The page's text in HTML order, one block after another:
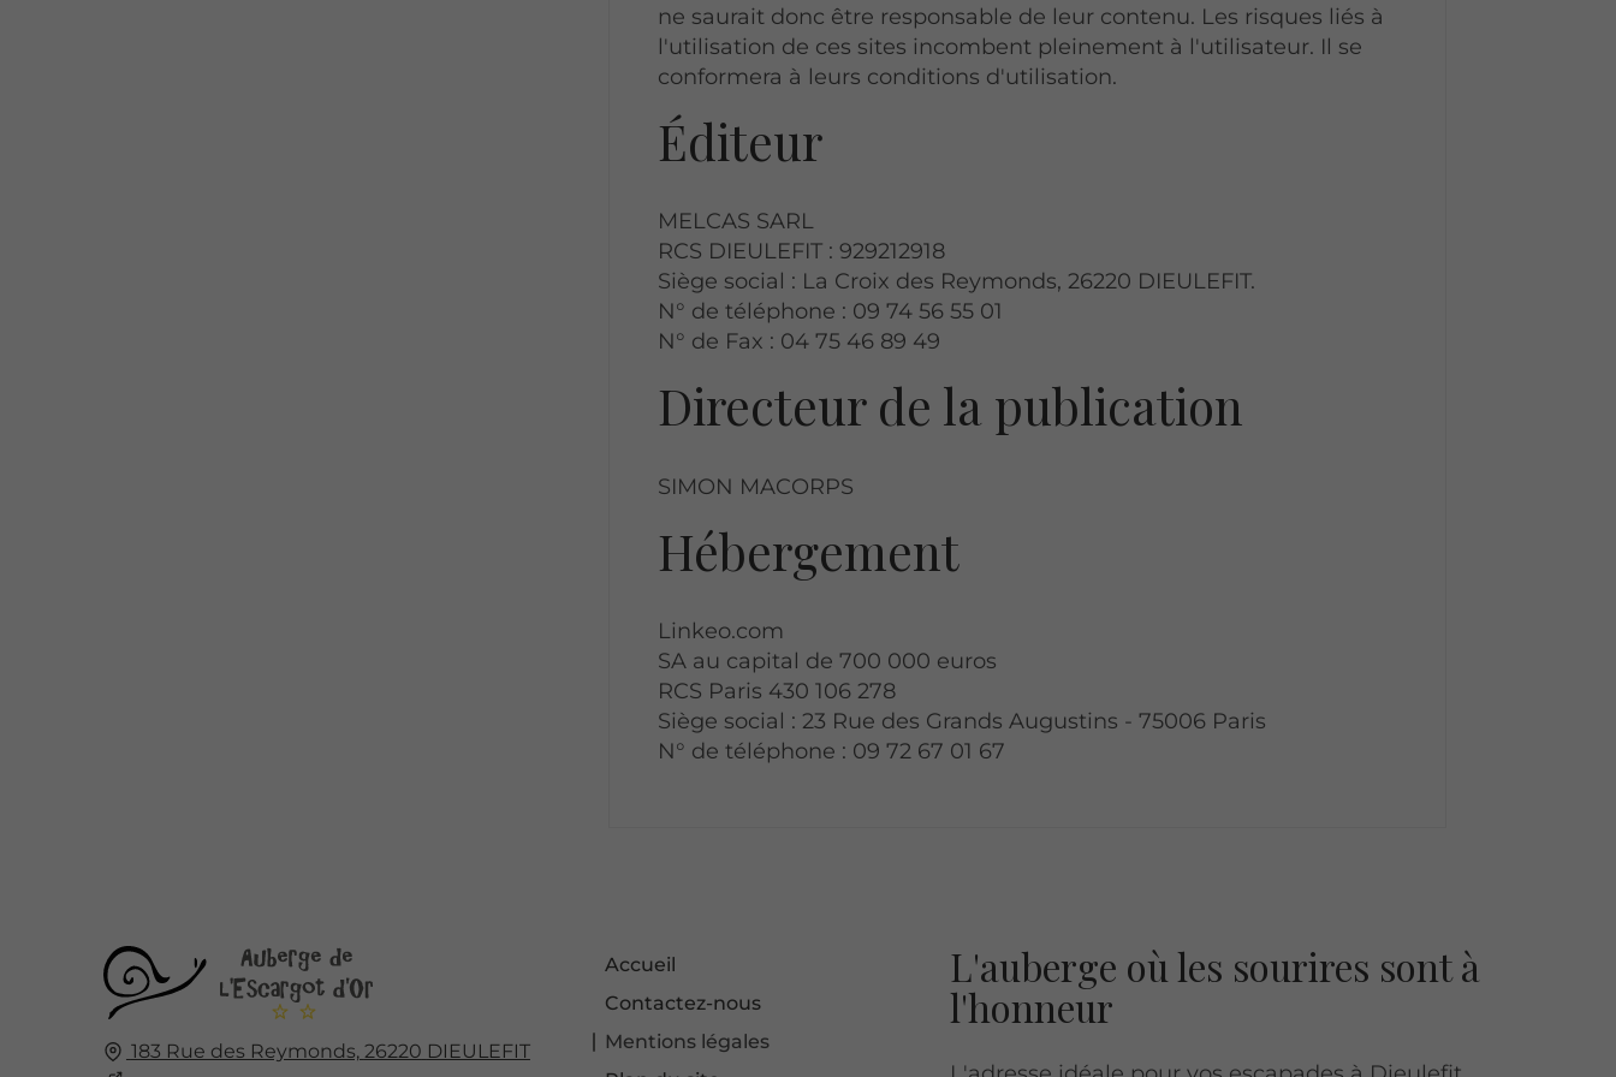
ne saurait donc être responsable de leur contenu. Les risques liés à
l'utilisation de ces sites incombent pleinement à l'utilisateur. Il se
conformera à leurs conditions d'utilisation.
Éditeur
MELCAS SARL
RCS DIEULEFIT : 929212918
Siège social : La Croix des Reymonds, 26220 DIEULEFIT.
N° de téléphone : 09 74 56 55 01
N° de Fax : 04 75 46 89 49
Directeur de la publication
SIMON MACORPS
Hébergement
Linkeo.com
SA au capital de 700 000 euros
RCS Paris 430 106 278
Siège social : 23 Rue des Grands Augustins - 75006 Paris
N° de téléphone : 09 72 67 01 67
183 Rue des Reymonds, 26220 DIEULEFIT
Accueil
Contactez-nous
Mentions légales
L'auberge où les sourires sont à
l'honneur